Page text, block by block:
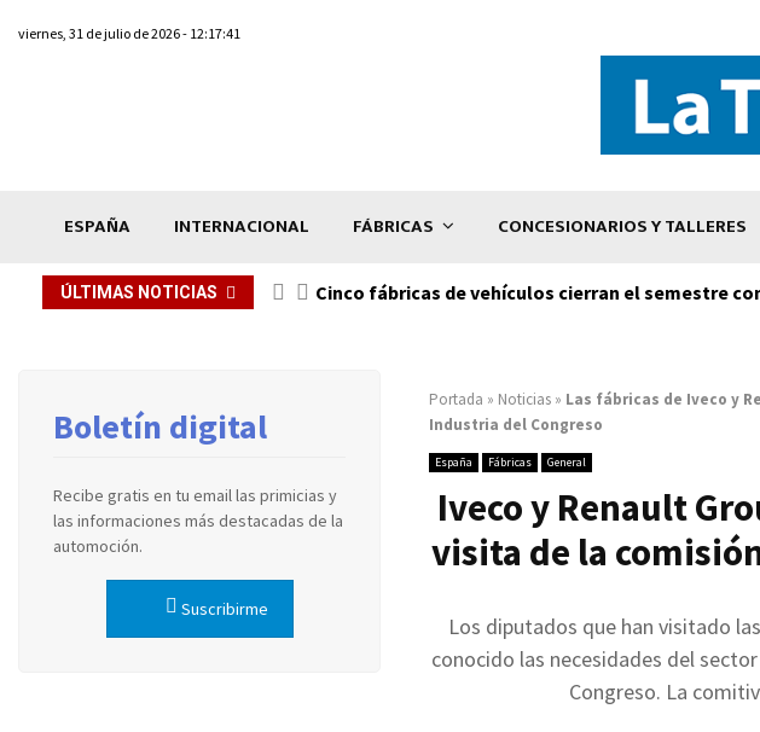
viernes, 31 de julio de 2026 - 12:17:41
ESPAÑA INTERNACIONAL FÁBRICAS CONCESIONARIOS Y TALLERES
ÚLTIMAS NOTICIAS Cinco fábricas de vehículos cierran el semestre
Portada » Noticias » Las fábricas de Iveco y
Industria del Congreso
España Fábricas General
Iveco y Renault
visita de la
Los diputados que han visitado
conocido las necesidades del
Congreso. La
Boletín digital
Recibe gratis en tu email las primicias y
las informaciones más destacadas de la
automoción.
Suscribirme